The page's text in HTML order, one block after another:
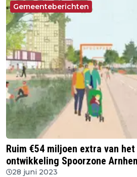
Gemeenteberichten
Ruim €54 miljoen extra van
ontwikkeling Spoorzone
28 juni 2023